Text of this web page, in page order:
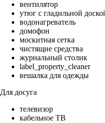
вентилятор
утюг с гладильной
водонагреватель
домофон
москитная сетка
чистящие средства
журнальный столик
label_property_cleaner
вешалка для одежды
Для досуга
телевизор
кабельное ТВ